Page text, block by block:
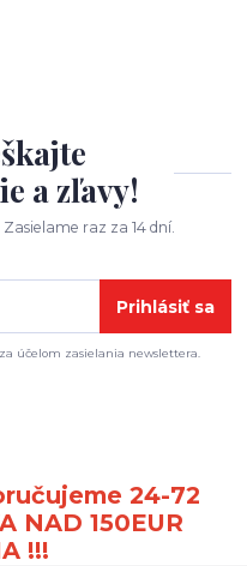
a zľavy!
raz za 14 dní.
Prihlásiť sa
za účelom zasielania newslettera.
24-72
NAD 150EUR
!!!